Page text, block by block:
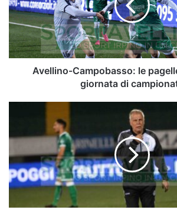
della
prima
giornata
di
campionato
Avellino-Campobasso: le
giornata di
non
mi
è
ci